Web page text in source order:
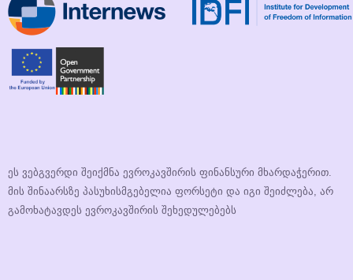
ეს ვებგვერდი შეიქმნა ევროკავშირის ფინანსური მხარდაჭერით.
მის შინაარსზე პასუხისმგებელია ფორსეტი და იგი შეიძლება, არ
გამოხატავდეს ევროკავშირის შეხედულებებს